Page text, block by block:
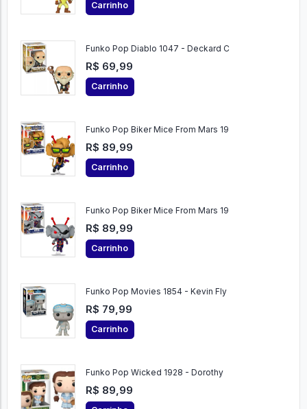
Carrinho
Funko Pop Diablo 1047 - Deckard C
R$ 69,99
Carrinho
Funko Pop Biker Mice From Mars 19
R$ 89,99
Carrinho
Funko Pop Biker Mice From Mars 19
R$ 89,99
Carrinho
Funko Pop Movies 1854 - Kevin Fly
R$ 79,99
Carrinho
Funko Pop Wicked 1928 - Dorothy
R$ 89,99